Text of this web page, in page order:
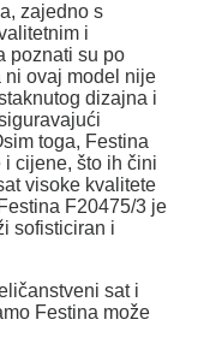
zajedno s
i
poznati su po
ovaj model nije
dizajna i
toga, Festina
cijene, što ih čini
visoke kvalitete
F20475/3 je
sofisticiran i
sat i
Festina može